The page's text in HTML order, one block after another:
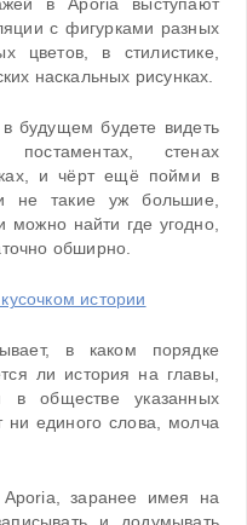
в Aporia выступают
с фигурками разных
цветов, в стилистике,
наскальных рисунках.
будущем будете видеть
стенах
и чёрт ещё пойми в
не такие уж большие,
можно найти где угодно,
обширно.
в каком порядке
ли история на главы,
в обществе указанных
ни единого слова, молча
Aporia, заранее имея на